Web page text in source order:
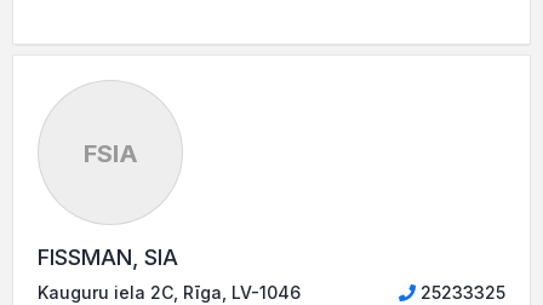
FSIA
FISSMAN, SIA
Kauguru iela 2C, Rīga, LV-1046 25233325